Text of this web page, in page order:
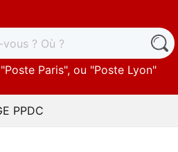
Poste Paris", ou "Poste Lyon"
PPDC